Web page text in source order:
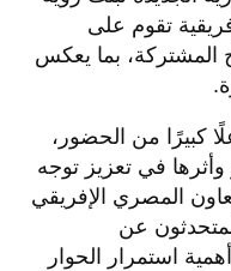
تقوم على
المشتركة، بما يعكس
كبيرًا من الحضور،
دلالات ثورة 30 يونيو وأثرها في تعزيز توجه
المصري الإفريقي
عن
استمرار الحوار